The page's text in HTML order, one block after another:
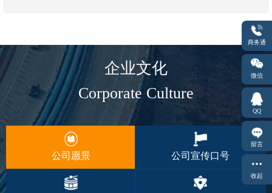
企业文化
Corporate Culture
公司愿景 公司宣传口号
商务通
微信
QQ
留言
收起